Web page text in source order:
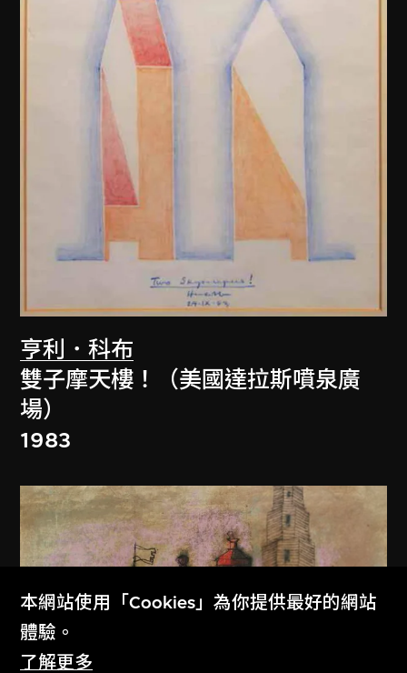
亨利．科布
雙子摩天樓！（美國達拉斯噴泉廣
場）
1983
本網站使用「Cookies」為你提供最好的網站
體驗。
了解更多